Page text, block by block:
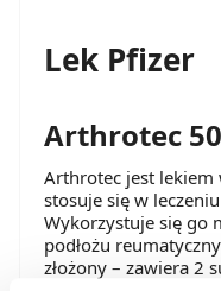
Lek Pfizer
Arthrotec
Arthrotec jest
stosuje się w
Wykorzystuje się go
podłożu
złożony – zawiera 2